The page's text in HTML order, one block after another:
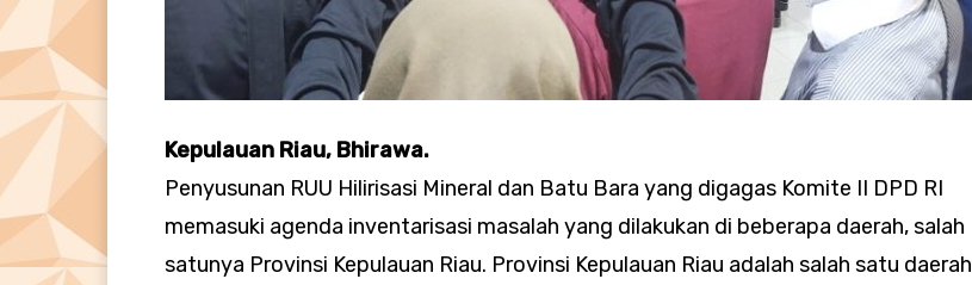
Kepulauan Riau, Bhirawa.
Penyusunan RUU Hilirisasi Mineral dan Batu Bara yang digagas Komite II DPD RI
memasuki agenda inventarisasi masalah yang dilakukan di beberapa daerah, salah
satunya Provinsi Kepulauan Riau. Provinsi Kepulauan Riau adalah salah satu daerah